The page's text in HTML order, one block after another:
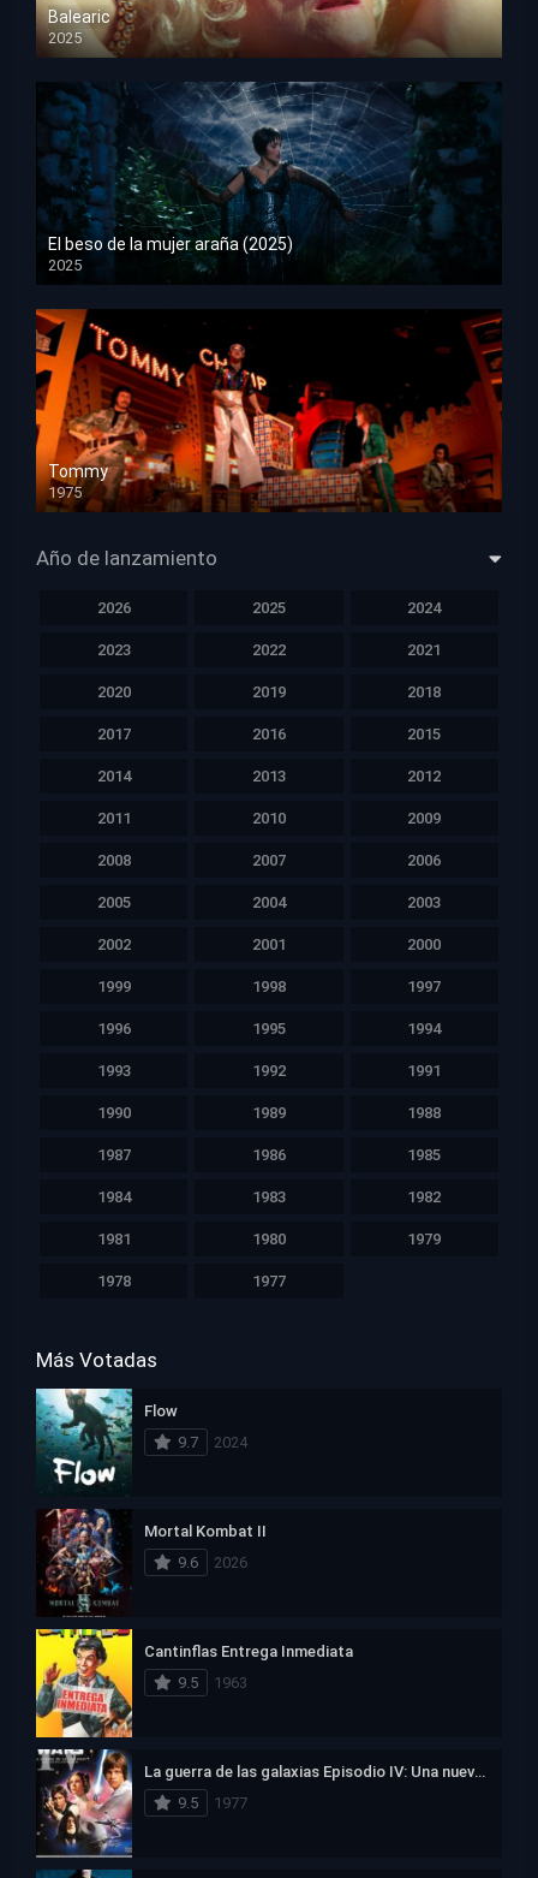
Balearic
2025
HD 1080p
El beso de la mujer araña (2025)
2025
HD 1080p
Tommy
1975
HD 1080p
Año de lanzamiento
2026 2025 2024
2023 2022 2021
2020 2019 2018
2017 2016 2015
2014 2013 2012
2011 2010 2009
2008 2007 2006
2005 2004 2003
2002 2001 2000
1999 1998 1997
1996 1995 1994
1993 1992 1991
1990 1989 1988
1987 1986 1985
1984 1983 1982
1981 1980 1979
1978 1977
Más Votadas
Flow
9.7
2024
Mortal Kombat II
9.6
2026
Cantinflas Entrega Inmediata
9.5
1963
La guerra de las galaxias Episodio IV: Una nueva esperanza
9.5
1977